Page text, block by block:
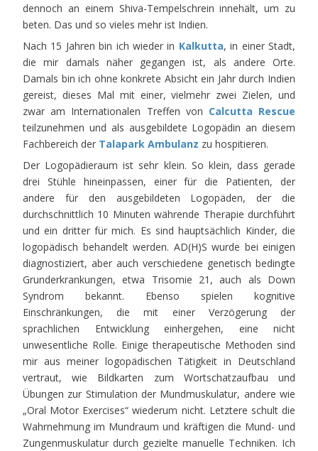
dennoch an einem Shiva-Tempelschrein innehält, um zu
beten. Das und so vieles mehr ist Indien.
Nach 15 Jahren bin ich wieder in Kalkutta, in einer Stadt,
die mir damals näher gegangen ist, als andere Orte.
Damals bin ich ohne konkrete Absicht ein Jahr durch Indien
gereist, dieses Mal mit einer, vielmehr zwei Zielen, und
zwar am Internationalen Treffen von Calcutta Rescue
teilzunehmen und als ausgebildete Logopädin an diesem
Fachbereich der Talapark Ambulanz zu hospitieren.
Der Logopädieraum ist sehr klein. So klein, dass gerade
drei Stühle hineinpassen, einer für die Patienten, der
andere für den ausgebildeten Logopäden, der die
durchschnittlich 10 Minuten währende Therapie durchführt
und ein dritter für mich. Es sind hauptsächlich Kinder, die
logopädisch behandelt werden. AD(H)S wurde bei einigen
diagnostiziert, aber auch verschiedene genetisch bedingte
Grunderkrankungen, etwa Trisomie 21, auch als Down
Syndrom bekannt. Ebenso spielen kognitive
Einschränkungen, die mit einer Verzögerung der
sprachlichen Entwicklung einhergehen, eine nicht
unwesentliche Rolle. Einige therapeutische Methoden sind
mir aus meiner logopädischen Tätigkeit in Deutschland
vertraut, wie Bildkarten zum Wortschatzaufbau und
Übungen zur Stimulation der Mundmuskulatur, andere wie
„Oral Motor Exercises“ wiederum nicht. Letztere schult die
Wahrnehmung im Mundraum und kräftigen die Mund- und
Zungenmuskulatur durch gezielte manuelle Techniken. Ich